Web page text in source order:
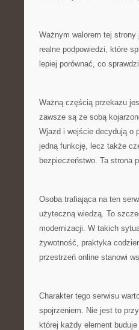
Ważnym walorem tej
realne podpowiedzi, które
lepiej porównać, co
Ważną częścią przekazu
zawsze są ze sobą
Wjazd i wejście decydują o
jedną funkcję, lecz także
bezpieczeństwo. Ta strona
Osoba trafiająca na ten
użyteczną wiedzą. To
modernizacji. W takich
żywotność, praktyka
przestrzeń online stanowi
Charakter tego serwisu
spojrzeniem. Nie jest to
której każdy element